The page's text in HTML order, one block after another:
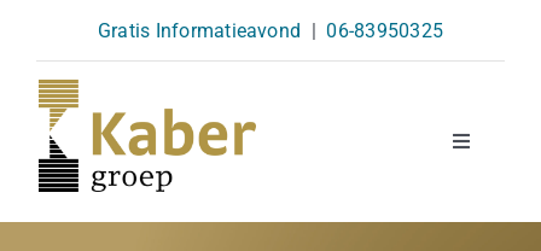
content
Gratis Informatieavond | 06-83950325
Toggle
Opleidingen